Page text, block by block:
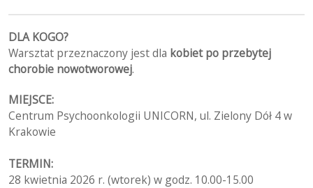
DLA KOGO?
Warsztat przeznaczony jest dla kobiet po przebytej
chorobie nowotworowej.
MIEJSCE:
Centrum Psychoonkologii UNICORN, ul. Zielony Dół 4 w
Krakowie
TERMIN:
28 kwietnia 2026 r. (wtorek) w godz. 10.00-15.00